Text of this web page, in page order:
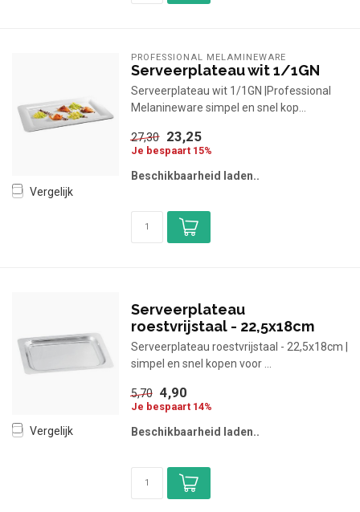
Vergelijk
PROFESSIONAL MELAMINEWARE
Serveerplateau wit 1/1GN
Serveerplateau wit 1/1GN |Professional
Melanineware simpel en snel kop...
27,30 23,25
Je bespaart 15%
Beschikbaarheid laden..
Vergelijk
Serveerplateau
roestvrijstaal - 22,5x18cm
Serveerplateau roestvrijstaal - 22,5x18cm |
simpel en snel kopen voor ...
5,70 4,90
Je bespaart 14%
Beschikbaarheid laden..